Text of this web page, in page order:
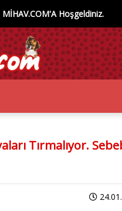
MİHAV.COM'A Hoşgeldiniz.
Tırmalıyor.